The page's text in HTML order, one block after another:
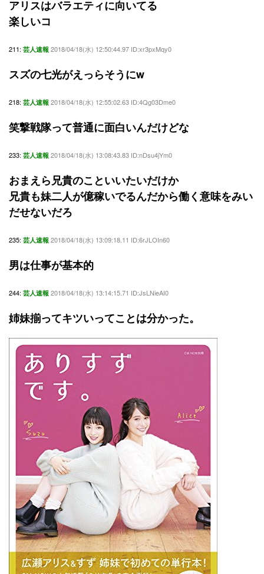
アリスはバラエティに向いてる
楽しいコ
211: 芸人速報 2018/04/18(水) 12:50:44.97 ID:xr3pxMqy0
スズの七光がえっらそうにw
218: 芸人速報 2018/04/18(水) 12:55:02.63 ID:4Qg03Dme0
笑撃戦隊って普通に面白いんだけどな
233: 芸人速報 2018/04/18(水) 13:08:43.83 ID:nDsu4jYm0
おまえら兄貴のこといいたいだけか
兄貴も妹二人が億稼いでるんだから働く意味をみい
だせないだろ
235: 芸人速報 2018/04/18(水) 13:09:18.11 ID:6rJLOIn60
男は仕事が基本的
244: 芸人速報 2018/04/18(水) 13:14:15.71 ID:JsLNieAI0
姉妹揃ってキツいってことは分かった。